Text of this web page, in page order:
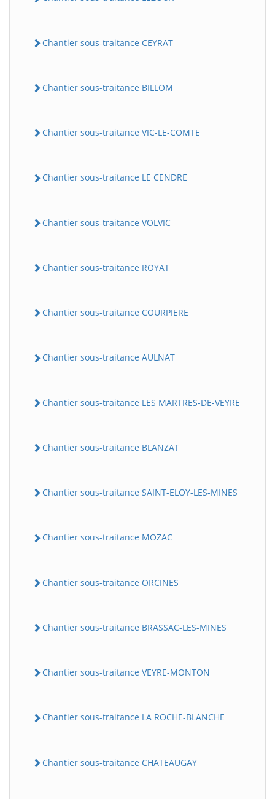
Chantier sous-traitance CEYRAT
Chantier sous-traitance BILLOM
Chantier sous-traitance VIC-LE-COMTE
Chantier sous-traitance LE CENDRE
Chantier sous-traitance VOLVIC
Chantier sous-traitance ROYAT
Chantier sous-traitance COURPIERE
Chantier sous-traitance AULNAT
Chantier sous-traitance LES MARTRES-DE-VEYRE
Chantier sous-traitance BLANZAT
Chantier sous-traitance SAINT-ELOY-LES-MINES
Chantier sous-traitance MOZAC
Chantier sous-traitance ORCINES
Chantier sous-traitance BRASSAC-LES-MINES
Chantier sous-traitance VEYRE-MONTON
Chantier sous-traitance LA ROCHE-BLANCHE
Chantier sous-traitance CHATEAUGAY